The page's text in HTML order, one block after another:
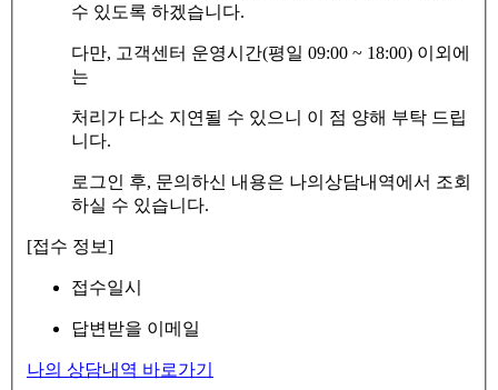
수 있도록 하겠습니다.
다만, 고객센터 운영시간(평일 09:00 ~ 18:00) 이외에
는
처리가 다소 지연될 수 있으니 이 점 양해 부탁 드립
니다.
로그인 후, 문의하신 내용은 나의상담내역에서 조회
하실 수 있습니다.
[접수 정보]
접수일시
답변받을 이메일
나의 상담내역 바로가기